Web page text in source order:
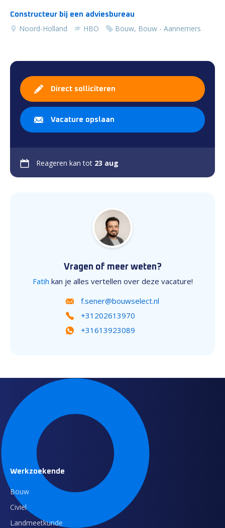
Constructeur bij een adviesbureau
Noord-Holland HBO Bouw, Bouw - Aannemers
Direct solliciteren
Vacature opslaan
Reageren kan tot 23 aug
Vragen of meer weten?
Fatih kan je alles vertellen over deze vacature!
f.sener@bouwselect.nl
+31202613970
+31613923089
Werkzoekende
Bouw
Civiel
Landmeetkunde